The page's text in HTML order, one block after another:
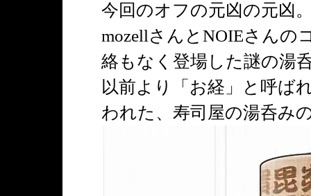
今回のオフの元凶の元凶
mozellさんとNOIEさんの
絡もなく登場した謎の湯
以前より「お経」と呼ば
われた、寿司屋の湯呑み